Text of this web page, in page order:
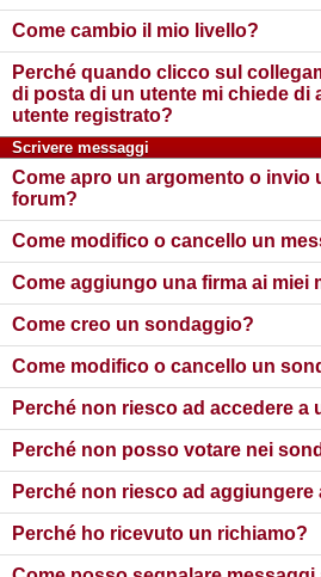
Come cambio il mio livello?
Perché quando clicco sul
di posta di un utente mi chiede di
utente registrato?
Scrivere messaggi
Come apro un argomento o invio
forum?
Come modifico o cancello un
Come aggiungo una firma ai miei
Come creo un sondaggio?
Come modifico o cancello un
Perché non riesco ad accedere a
Perché non posso votare nei
Perché non riesco ad aggiungere
Perché ho ricevuto un richiamo?